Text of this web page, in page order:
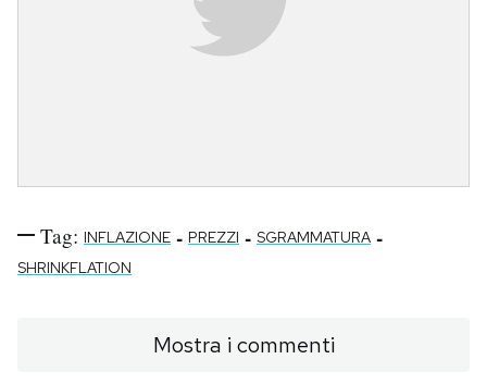
Tag: INFLAZIONE - PREZZI - SGRAMMATURA -
SHRINKFLATION
Mostra i commenti